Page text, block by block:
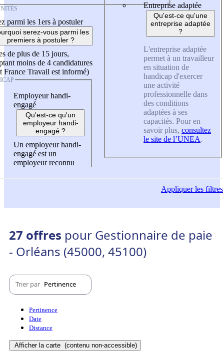
parmi les 1ers à postuler
serez-vous parmi les
premiers à postuler ?
de plus de 15 jours,
moins de 4 candidatures
France Travail est informé)
Employeur handi-
engagé
Qu'est-ce qu'un
employeur handi-
engagé ?
Un employeur handi-
engagé est un
employeur reconnu
Entreprise adaptée
Qu'est-ce qu'une
entreprise adaptée
?
L'entreprise adaptée
permet à un travailleur
en situation de
handicap d'exercer
une activité
professionnelle dans
des conditions
adaptées à ses
capacités. Pour en
savoir plus, consultez
le site de l’UNEA.
Appliquerles filtres
27 offres pour Gestionnaire de paie
- Orléans (45000, 45100)
Trier par Pertinence
Pertinence
Date
Distance
Afficher la carte (contenu non-accessible)